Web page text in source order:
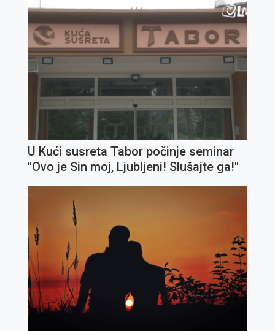
U Kući susreta Tabor počinje seminar
''Ovo je Sin moj, Ljubljeni! Slušajte ga!''